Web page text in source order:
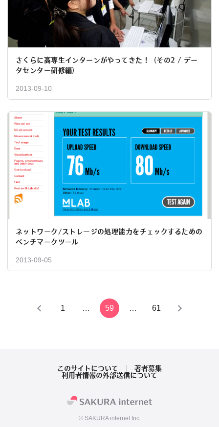
さくらに高専生インターンがやってきた！（その2 / デー
タセンター研修編）
2013-09-10
ネットワーク/ストレージの処理能力をチェックするための
ベンチマークツール
2013-09-05
1 … 59 … 61
このサイトについて
著者募集
利用者情報の外部送信について
© SAKURA internet Inc.